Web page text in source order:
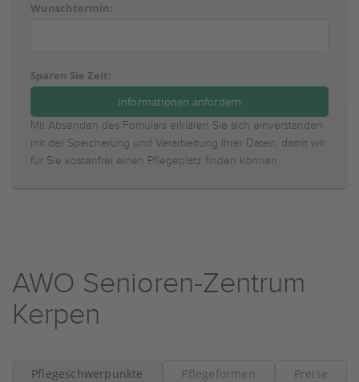
Wunschtermin:
Sparen Sie Zeit:
Mit Absenden des Fomulars erklären Sie sich einverstanden
mit der Speicherung und Verarbeitung Ihrer Daten, damit wir
für Sie kostenfrei einen Pflegeplatz finden können.
AWO Senioren-Zentrum
Kerpen
Pflegeschwerpunkte Pflegeformen Preise